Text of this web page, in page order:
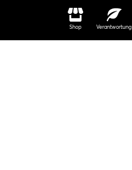
Shop Verantwortung